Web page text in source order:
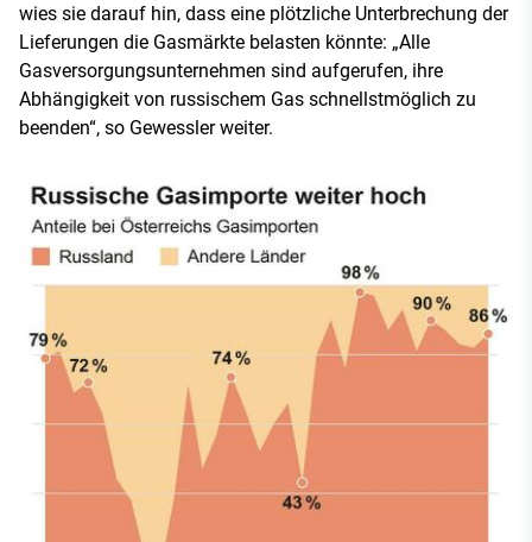
wies sie darauf hin, dass eine plötzliche Unterbrechung der
Lieferungen die Gasmärkte belasten könnte: „Alle
Gasversorgungsunternehmen sind aufgerufen, ihre
Abhängigkeit von russischem Gas schnellstmöglich zu
beenden“, so Gewessler weiter.